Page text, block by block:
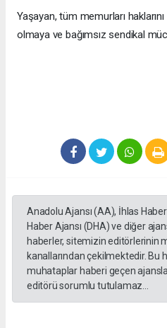
Yaşayan, tüm memurları
olmaya ve bağımsız sendikal
Anadolu Ajansı (AA), İhlas
Haber Ajansı (DHA) ve diğer
haberler, sitemizin editörlerinin
kanallarından çekilmektedir. Bu
muhataplar haberi geçen
editörü sorumlu tutulamaz...